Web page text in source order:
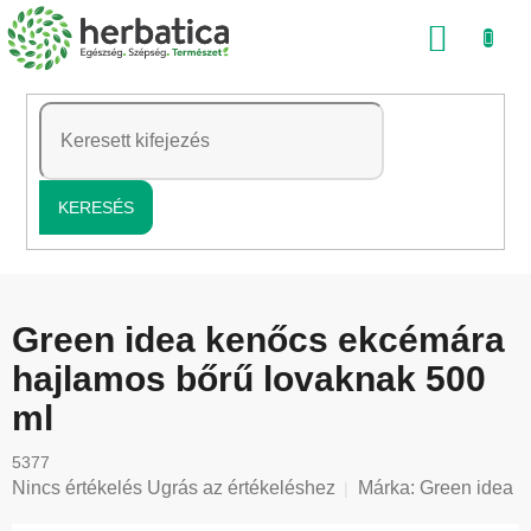
Ugrás
a
tartalomhoz
KERESÉS
Green idea kenőcs ekcémára
hajlamos bőrű lovaknak 500
ml
5377
A
Nincs értékelés Ugrás az értékeléshez Márka: Green idea